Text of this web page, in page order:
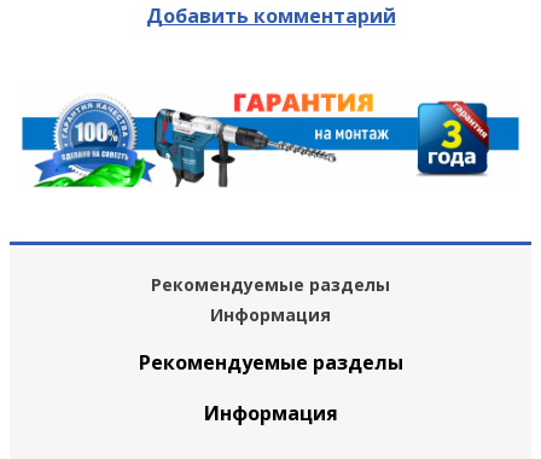
Добавить комментарий
Рекомендуемые разделы
Информация
Рекомендуемые разделы
Информация